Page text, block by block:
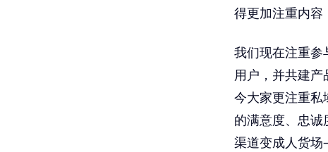
得更加注重内容
我们现在注重参
用户，并共建
今大家更注重私
的满意度、忠
渠道变成人货